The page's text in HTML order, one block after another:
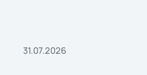
31.07.2026